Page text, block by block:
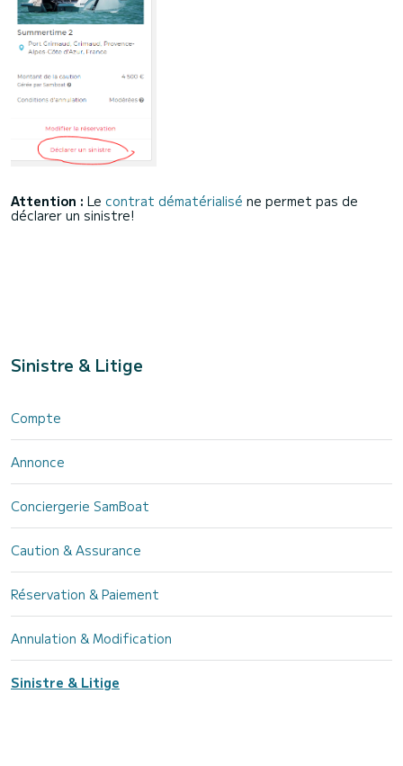
Sinistre & Litige
Compte
Annonce
Conciergerie SamBoat
Caution & Assurance
Réservation & Paiement
Annulation & Modification
Sinistre & Litige
Attention : Le contrat dématérialisé ne permet pas de
déclarer un sinistre!